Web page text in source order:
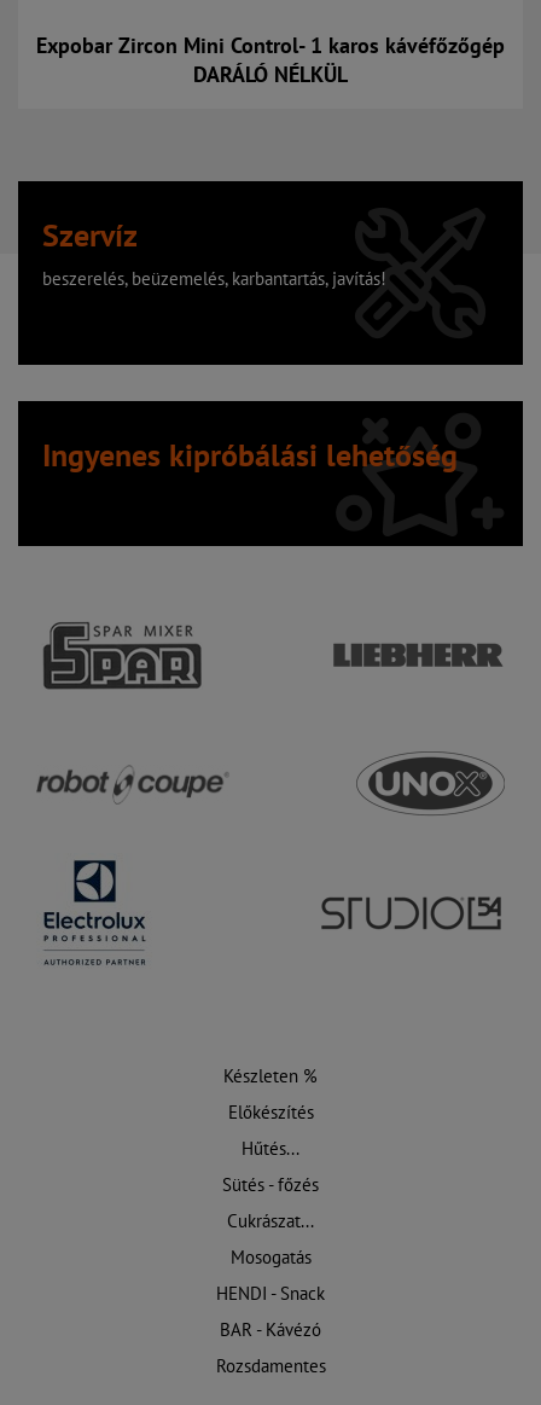
Expobar Zircon Mini Control- 1 karos kávéfőzőgép
DARÁLÓ NÉLKÜL
Kosárba
Szervíz
beszerelés, beüzemelés, karbantartás, javítás!
Ingyenes kipróbálási lehetőség
Készleten %
Előkészítés
Hűtés...
Sütés - főzés
Cukrászat...
Mosogatás
HENDI - Snack
BAR - Kávézó
Rozsdamentes